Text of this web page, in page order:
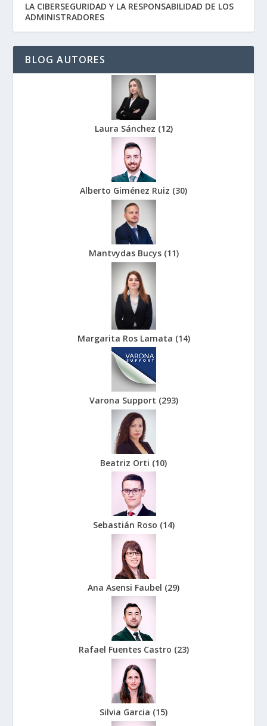
LA CIBERSEGURIDAD Y LA RESPONSABILIDAD DE LOS
ADMINISTRADORES
BLOG AUTORES
Laura Sánchez (12)
Alberto Giménez Ruiz (30)
Mantvydas Bucys (11)
Margarita Ros Lamata (14)
Varona Support (293)
Beatriz Orti (10)
Sebastián Roso (14)
Ana Asensi Faubel (29)
Rafael Fuentes Castro (23)
Silvia Garcia (15)